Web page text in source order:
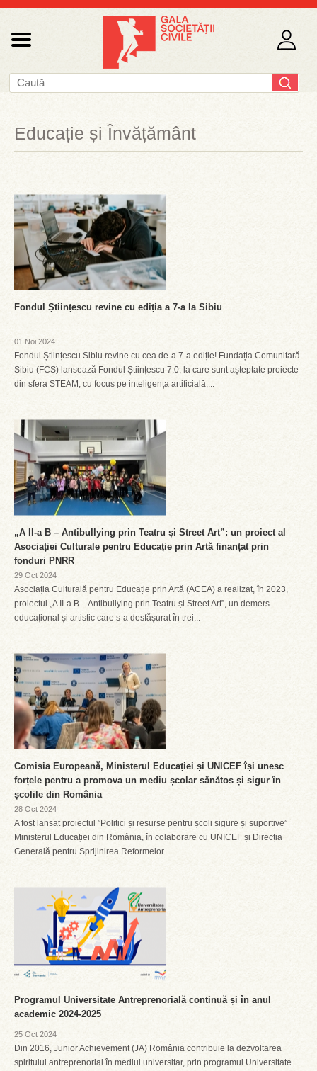
Educație și Învățământ
Fondul Științescu revine cu ediția a 7-a la Sibiu
01 Noi 2024
Fondul Științescu Sibiu revine cu cea de-a 7-a ediție! Fundația Comunitară
Sibiu (FCS) lansează Fondul Științescu 7.0, la care sunt așteptate proiecte
din sfera STEAM, cu focus pe inteligența artificială,...
„A II-a B – Antibullying prin Teatru și Street Art”: un proiect al
Asociației Culturale pentru Educație prin Artă finanțat prin
fonduri PNRR
29 Oct 2024
Asociația Culturală pentru Educație prin Artă (ACEA) a realizat, în 2023,
proiectul „A II-a B – Antibullying prin Teatru și Street Art”, un demers
educațional și artistic care s-a desfășurat în trei...
Comisia Europeană, Ministerul Educației și UNICEF își unesc
forțele pentru a promova un mediu școlar sănătos și sigur în
școlile din România
28 Oct 2024
A fost lansat proiectul ”Politici și resurse pentru școli sigure și suportive”
Ministerul Educației din România, în colaborare cu UNICEF și Direcția
Generală pentru Sprijinirea Reformelor...
Programul Universitate Antreprenorială continuă și în anul
academic 2024-2025
25 Oct 2024
Din 2016, Junior Achievement (JA) România contribuie la dezvoltarea
spiritului antreprenorial în mediul universitar, prin programul Universitate